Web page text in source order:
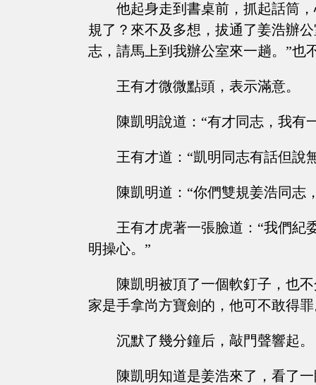
他起身走到書桌前，抓起話筒
規了？來不及多想，拔通了姜浩辦
志，請馬上到我辦公室來一趟。”也
王有才微微點頭，表示滿意。
陳凱明說道：“有才同志，我有
王有才道：“凱明同志有話但說
陳凱明道：“你們雙規姜浩同志
王有才虎著一張臉道：“我們紀
明操心。”
陳凱明被頂了一個軟釘子，也
家是手拿尚方寶劍的，他可不敢得
沉默了幾分鐘后，敲門聲響起。
陳凱明知道是姜浩來了，看了